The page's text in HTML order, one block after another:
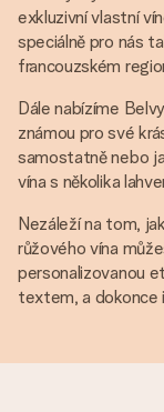
exkluzivní vlastní
speciálně pro nás
francouzském
Dále nabízíme
známou pro své
samostatně nebo
vína s několika
Nezáleží na tom,
růžového vína
personalizovanou
textem, a dokonce